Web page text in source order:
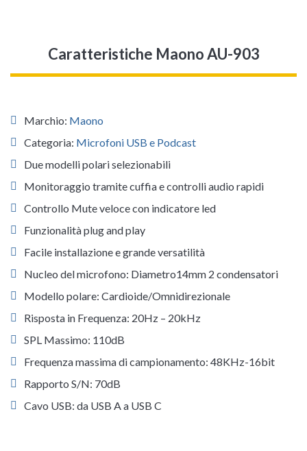
Caratteristiche Maono AU-903
Marchio: Maono
Categoria: Microfoni USB e Podcast
Due modelli polari selezionabili
Monitoraggio tramite cuffia e controlli audio rapidi
Controllo Mute veloce con indicatore led
Funzionalità plug and play
Facile installazione e grande versatilità
Nucleo del microfono: Diametro14mm 2 condensatori
Modello polare: Cardioide/Omnidirezionale
Risposta in Frequenza: 20Hz – 20kHz
SPL Massimo: 110dB
Frequenza massima di campionamento: 48KHz-16bit
Rapporto S/N: 70dB
Cavo USB: da USB A a USB C